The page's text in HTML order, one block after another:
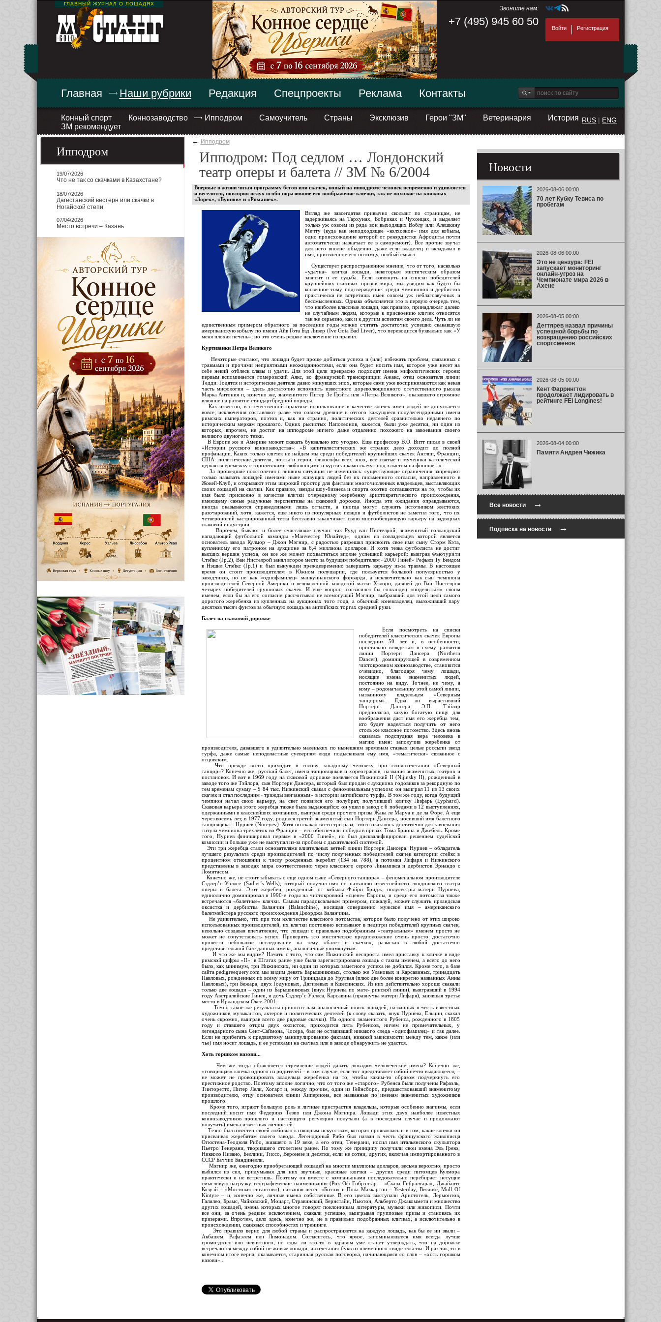
ГЛАВНЫЙ ЖУРНАЛ О ЛОШАДЯХ
Звоните нам:
+7 (495) 945 60 50
Войти Регистрация
Главная Наши рубрики
Конный спорт Коннозаводство Ипподром Самоучитель Страны Эксклюзив Герои "ЗМ" Ветеринария
История
ЗМ рекомендует
Редакция Спецпроекты Реклама Контакты
RUS | ENG
Ипподром
19/07/2026
Что не так со скачками в Казахстане?
18/07/2026
Дагестанский вестерн или скачки в
Ногайской степи
07/04/2026
Место встречи – Казань
← Ипподром
Ипподром: Под седлом … Лондонский
театр оперы и балета // ЗМ № 6/2004
Впервые в жизни читая программу бегов или скачек, новый на ипподроме человек непременно и удивляется
и веселится, повторяя вслух особо поразившие его воображение клички, так не похожие на книжных
«Зорек», «Буянов» и «Ромашек».
Взгляд же завсегдатая привычно скользит по страницам, не
задерживаясь на Тархунах, Бобриках и Чухонцах, и выделяет
только уж совсем из ряда вон выходящих Воблу или Алешкину
Мечту (куда как неподходящее «колхозное» имя для кобылы,
одно происхождение которой от рекордистки Афродиты почти
автоматически назначает ее в саморемонт). Все прочие звучат
для него вполне обыденно, даже если владелец и вкладывал в
имя, присвоенное его питомцу, особый смысл.
Существует распространенное мнение, что от того, насколько
«удачна» кличка лошади, некоторым мистическим образом
зависит и ее судьба. Если взглянуть на списки победителей
крупнейших скаковых призов мира, мы увидим как будто бы
косвенное тому подтверждение: среди чемпионов и дербистов
практически не встретишь имен совсем уж неблагозвучных и
бессмысленных. Однако объясняется это в первую очередь тем,
что наиболее классные лошади, как правило, принадлежат далеко
не случайным людям, которые к присвоению кличек относятся
так же серьезно, как и к другим аспектам своего дела. Чуть ли не
единственным примером обратного за последние годы можно считать достаточно успешно скакавшую
американскую кобылу по имени Айв Гота Бэд Ливер (Ive Gota Bad Liver), что переводится буквально как «У
меня плохая печень», но это очень редкое исключение из правил.
Куртизанки Петра Великого
Некоторые считают, что лошади будет проще добиться успеха и (или) избежать проблем, связанных с
травмами и прочими неприятными неожиданностями, если она будет носить имя, которое уже несет на
себе некий отблеск славы и удачи. Для этой цели прекрасно подходят имена мифологических героев:
первым вспоминается гомеровский Аякс, во французской транскрипции Ажакс, отец основателя линии
Тедди. Годятся и исторические деятели давно минувших эпох, которые сами уже воспринимаются как некая
часть мифологии – здесь достаточно вспомнить известного дореволюционного отечественного рысака
Марка Антония и, конечно же, знаменитого Питер Зе Грэйта или «Петра Великого», оказавшего огромное
влияние на развитие стандартбредной породы.
Как известно, в отечественной практике использование в качестве кличек имен людей не допускается
вовсе; исключения составляют разве что совсем древние и оттого кажущиеся полулегендарными имена
римских императоров, поэтов и, как ни странно, политических деятелей сравнительно недавнего по
историческим меркам прошлого. Одних рысистых Наполеонов, кажется, были уже десятки, ни один из
которых, впрочем, не достиг на ипподроме ничего даже отдаленно похожего на завоевания своего
великого двуногого тезки.
В Европе же и Америке может скакать буквально кто угодно. Еще профессор В.О. Витт писал в своей
«Истории русского коннозаводства»: «В капиталистических же странах дело доходит до полной
профанации. Каких только кличек не найдем мы среди победителей крупнейших скачек Англии, Франции,
США: политические деятели, поэты и герои, философы всех эпох, все святые и мученики католической
церкви вперемежку с королевскими любовницами и куртизанками скачут под хлыстом на финише...»
За прошедшие полстолетия с лишним ситуация не изменилась: существующие ограничения запрещают
только называть лошадей именами ныне живущих людей без их письменного согласия, направленного в
Жокей-Клуб, и открывают этим широкий простор для фантазии многочисленных владельцев, выставляющих
своих лошадей на скачки. Как правило, звезды шоу-бизнеса и спорта охотно соглашаются на то, чтобы их
имя было присвоено в качестве клички очередному жеребенку аристократического происхождения,
имеющему самые радужные перспективы на скаковой дорожке. Иногда эти ожидания оправдываются,
иногда оказываются справедливыми лишь отчасти, а иногда могут служить источником жестоких
разочарований, хотя, кажется, еще никто из популярных певцов и футболистов не заметил того, что их
четвероногий кастрированный тезка бесславно заканчивает свою многообещающую карьеру на задворках
скаковой индустрии.
Впрочем, бывают и более счастливые случаи: так Рууд ван Нистелрой, знаменитый голландский
нападающий футбольной команды «Манчестер Юнайтед», одним из совладельцев которой является
основатель завода Кулмор – Джон Мэгнир, с радостью разрешил присвоить свое имя сыну Сторм Кэта,
купленному его патроном на аукционе за 6,4 миллиона долларов. И хотя тезка футболиста не достиг
высших вершин успеха, он все же может похвастаться вполне успешной карьерой: выиграв Фьючурити
Стэйкс (Гр.2), Ван Нистелрой занял второе место за будущим победителем «2000 Гиней» Рефьюз Ту Бендом
в Нэшнл Стэйкс (Гр.1) и был вынужден преждевременно завершить карьеру из-за травмы. В настоящее
время он стоит производителем в Южном полушарии, где пользуется большой популярностью у
заводчиков, но не как «однофамилец» манкунианского форварда, а исключительно как сын чемпиона
производителей Северной Америки и великолепной заводской матки Хэлори, давшей до Ван Нистелроя
четырех победителей групповых скачек. И еще вопрос, согласился бы голландец «поделиться» своим
именем, если бы на его согласие рассчитывал не всемогущий Мэгнир, выбравший для этой цели самого
дорогого жеребенка из купленных на аукционах того года, а обычный коневладелец, выложивший пару
десятков тысяч фунтов за обычную лошадь на английских торгах средней руки.
Балет на скаковой дорожке
Если посмотреть на списки
победителей классических скачек Европы
последних 50 лет и, в особенности,
пристально вглядеться в схему развития
линии Нортерн Дансера (Northern
Dancer), доминирующей в современном
чистокровном коннозаводстве, становится
очевидно, благодаря чему лошади,
носящие имена знаменитых людей,
постоянно на виду. Точнее, не чему, а
кому – родоначальнику этой самой линии,
названному владельцем «Северным
танцором». Едва ли вырастивший
Нортерн Дансера Э.П. Тэйлор
предполагал, какую богатую пищу для
воображения даст имя его жеребца тем,
кто будет надеяться получить от него
столь же классное потомство. Здесь вновь
сказалась подспудная вера человека в
магию имен: заполучив жеребенка от
производителя, дававшего в удивительно маленьких по нынешним временам ставках целые россыпи звезд
турфа, даже самые неподвластные суевериям люди подыскивали ему имя, «тематически» связанное с
отцовским.
Что прежде всего приходит в голову западному человеку при словосочетании «Северный
танцор»? Конечно же, русский балет, имена танцовщиков и хореографов, названия знаменитых театров и
постановок. И вот в 1969 году на скаковой дорожке появляется Нижинский II (Nijinsky II), рожденный в
заводе того же Тэйлора, сын Нортерн Дансера, который был продан с аукциона годовиков за рекордную по
тем временам сумму – $ 84 тыс. Нижинский скакал с феноменальным успехом: он выиграл 11 из 13 своих
скачек и стал последним «трижды венчанным» в истории английского турфа. В том же году, когда будущий
чемпион начал свою карьеру, на свет появился его полубрат, получивший кличку Лифарь (Lyphard).
Скаковая карьера этого жеребца также была выдающейся: он ушел в завод с 6 победами в 12 выступлениях,
одержанными в класснейших компаниях, выиграв среди прочего призы Жака ле Маруа и де ла Форе. А еще
через восемь лет, в 1977 году, родился третий знаменитый сын Нортерн Дансера, носивший имя балетного
танцовщика – Нуриев (Nureyev). Хотя он скакал всего три раза, этого оказалось достаточно для завоевания
титула чемпиона трехлеток во Франции – его обеспечили победы в призах Тома Бриона и Джебель. Кроме
того, Нуриев финишировал первым в «2000 Гиней», но был дисквалифицирован решением судейской
комиссии и больше уже не выступал из-за проблем с дыхательной системой.
Эти три жеребца стали основателями влиятельных ветвей линии Нортерн Дансера. Нуриев – обладатель
лучшего результата среди производителей по числу полученных победителей скачек категории стейкс в
процентном отношении к числу рожденных жеребят (134 на 788), а потомки Лифаря и Нижинского
представлены в заводах мира соответственно через классного серого Линамикса и дербистов Эрнандо с
Ломитасом.
Конечно же, не стоит забывать о еще одном сыне «Северного танцора» – феноменальном производителе
Сэдлер’с Уэллсе (Sadler’s Wells), который получил имя по названию известнейшего лондонского театра
оперы и балета. Этот жеребец, рожденный от кобылы Фэйри Бридж, полусестры матери Нуриева,
единолично доминировал в 1990-е годы на чистокровной «сцене» Европы, и среди его потомства также
встречаются «балетные» клички. Самым парадоксальным примером, пожалуй, может служить ирландская
оксистка и дербистка Баланчин (Balanchine), носящая совершенно мужское имя – американского
балетмейстера русского происхождения Джорджа Баланчина.
Не удивительно, что при том количестве классного потомства, которое было получено от этих широко
использованных производителей, их клички постоянно всплывают в педигри победителей крупных скачек,
невольно создавая впечатление, что лошади с правильно подобранным «театральным» именем просто не
может не сопутствовать успех. Проверить это мистическое предположение очень просто: достаточно
провести небольшое исследование на тему «балет и скачки», разыскав в любой достаточно
представительной базе данных имена, аналогичные упомянутым.
И что же мы видим? Начать с того, что сам Нижинский неспроста имел приставку к кличке в виде
римской цифры «II»: в Штатах ранее уже была зарегистрирована лошадь с таким именем, а всего до него
было, как минимум, три Нижинских, ни один из которых заметного успеха не добился. Кроме того, в базе
сайта pedigreequery.com мы видим девять Барышниковых, столько же Улановых и Карсавиных, тринадцать
Павловых, рожденных по всему миру от Тринидада до Уругвая (плюс две более конкретно названных Анны
Павловых), три Бежара, двух Годуновых, Дягилевых и Кшесинских. Из них действительно хорошо скакали
только две лошади – один из Барышниковых (внук Нуриева по мате- ринской линии), выигравший в 1994
году Австралийские Гинеи, и дочь Сэдлер’с Уэллса, Карсавина (правнучка матери Лифаря), занявшая третье
место в Ирландском Оксе-2001.
Точно такие же результаты приносит нам аналогичный поиск лошадей, названных в честь известных
художников, музыкантов, актеров и политических деятелей (к слову сказать, внук Нуриева, Ельцин, скакал
очень скромно, выиграв всего две рядовые скачки). На одного знаменитого Рубенса, рожденного в 1805
году и ставшего отцом двух оксисток, приходится пять Рубенсов, ничем не примечательных, у
легендарного сына Сент-Саймона, Чосера, был не оставивший никакого следа «однофамилец» и так далее.
Если не прибегать к предвзятому манипулированию фактами, никакой зависимости между тем, какое (или
чье) имя носит лошадь, и ее успехами на скачках или в заводе обнаружить не удастся.
Хоть горшком назови...
Чем же тогда объясняется стремление людей давать лошадям человеческие имена? Конечно же,
«говорящая» кличка одного из родителей – в том случае, если тот представляет собой нечто выдающееся, –
не может не провоцировать владельца жеребенка на то, чтобы каким-то образом подчеркнуть его
престижное родство. Поэтому вполне логично, что от того же «старого» Рубенса были получены Рафаэль,
Тинторетто, Питер Лели, Хогарт и, между прочим, один из Гейнсборо, предшествовавший знаменитому
производителю, отцу основателя линии Хипериона, все названные по именам знаменитых художников
прошлого.
Кроме того, играют большую роль и личные пристрастия владельца, которые особенно значимы, если
последний носит имя Федерико Тезио или Джона Мэгнира. Лошади этих двух наиболее известных
коннозаводчиков прошлого и настоящего регулярно получали (а в последнем случае и продолжают
получать) имена известных личностей.
Тезио был известен своей любовью к изящным искусствам, которая проявлялась и в том, какие клички он
присваивал жеребятам своего завода. Легендарный Рибо был назван в честь французского живописца
Огюстена-Теодюля Рибо, жившего в 19 веке, а его отец, Тенерани, носил имя итальянского скульптора
Пьетро Тенерани, творившего столетием ранее. По тому же принципу получили свои имена Эль Греко,
Никколо Пизано, Беллини, Тиссо, Веронезе и десятки, если не сотни, других, включая импортированного в
СССР Баччио Бандинелли.
Мэгнир же, ежегодно приобретающий лошадей на многие миллионы долларов, весьма вероятно, просто
выбился из сил, придумывая для них звучные, красивые клички – других среди питомцев Кулмора
практически и не встретишь. Поэтому он вместе с компаньонами последовательно перебирает несущие
смысловую нагрузку географические наименования (Рок Оф Гибрэлтар – «Скала Гибралтара», Джайантc
Козуэй – «Мостовая гигантов»), названия песен «Битлз» и Пола Маккартни – Yesterday, Because, Mull Of
Kintyre – и, конечно же, личные имена собственные. В его цветах выступали Аристотель, Лермонтов,
Галилео, Брамс, Чайковский, Моцарт, Стравинский, Бернстайн, Ньютон, Альберто Джакоммети и множество
других лошадей, имена которых многое говорят поклонникам литературы, музыки или живописи. Почти
все они, за очень редким исключением, скакали успешно, выигрывая групповые призы и становясь их
призерами. Впрочем, дело здесь, конечно же, не в правильно подобранных кличках, а исключительно в
происхождении, скаковых способностях и тренинге.
Это правило верно для любой страны и распространяется на каждую лошадь, как бы ее ни звали –
Акбашем, Рафаэлем или Лимонадом. Согласитесь, что яркое, запоминающееся имя всегда лучше
громоздкого или невнятного, но едва ли кто-то в здравом уме станет утверждать, что на дорожке
встречаются между собой не живые лошади, а сочетания букв из племенного свидетельства. И раз так, то в
конечном итоге верна, оказывается, старинная русская поговорка, начинающаяся со слов – «хоть горшком
назови»...
Новости
2026-08-06 00:00
70 лет Кубку Тевиса по
пробегам
2026-08-06 00:00
Это не цензура: FEI
запускает мониторинг
онлайн-угроз на
Чемпионате мира 2026 в
Ахене
2026-08-05 00:00
Дегтярев назвал причины
успешной борьбы по
возвращению российских
спортсменов
2026-08-05 00:00
Кент Фаррингтон
продолжает лидировать в
рейтинге FEI Longines!
2026-08-04 00:00
Памяти Андрея Чижика
Все новости→
Подписка на новости→